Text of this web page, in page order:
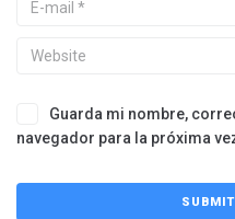
Guarda mi nombre,
navegador para la próxima